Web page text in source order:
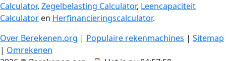
Calculator, Zegelbelasting Calculator, Leencapaciteit
Calculator en Herfinancieringscalculator.
Over Berekenen.org | Populaire rekenmachines | Sitemap
| Omrekenen